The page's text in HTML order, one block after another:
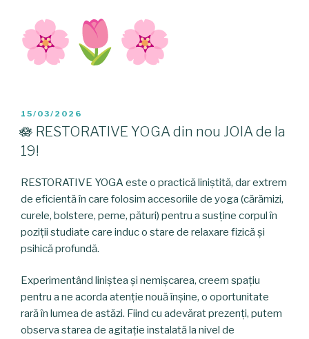
POSTED
ON
15/03/2026
🪷 RESTORATIVE YOGA din nou JOIA de la
19!
RESTORATIVE YOGA este o practică liniștită, dar extrem
de eficientă în care folosim accesoriile de yoga (cărămizi,
curele, bolstere, perne, pături) pentru a susține corpul în
poziții studiate care induc o stare de relaxare fizică și
psihică profundă.
Experimentând liniștea și nemișcarea, creem spațiu
pentru a ne acorda atenție nouă înșine, o oportunitate
rară în lumea de astăzi. Fiind cu adevărat prezenți, putem
observa starea de agitație instalată la nivel de